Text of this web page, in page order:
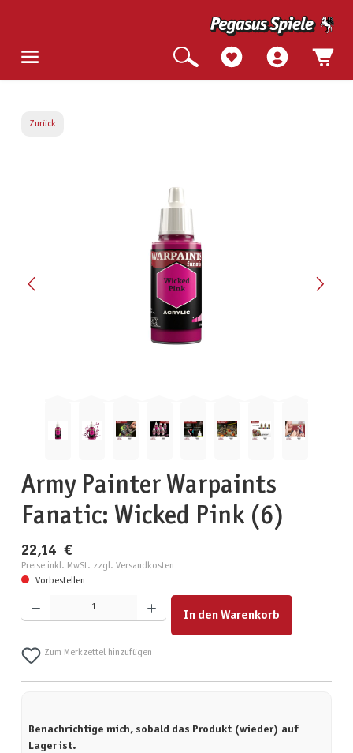
Zurück
Army Painter Warpaints
Fanatic: Wicked Pink (6)
22,14 €
Preise inkl. MwSt. zzgl. Versandkosten
Vorbestellen
Produkt Anzahl: Gib den gewünschten Wert ein oder benutze die Schaltflächen um die Anzahl zu
In den Warenkorb
Zum Merkzettel hinzufügen
Benachrichtige mich, sobald das Produkt (wieder) auf
Lager ist.